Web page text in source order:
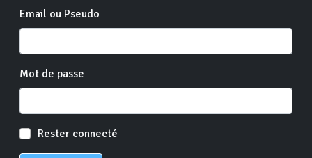
Email ou Pseudo
Mot de passe
Rester connecté